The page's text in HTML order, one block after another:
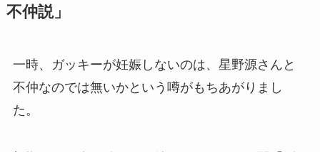
不仲説」
一時、ガッキーが妊娠しないのは、星野源さんと
不仲なのでは無いかという噂がもちあがりまし
た。